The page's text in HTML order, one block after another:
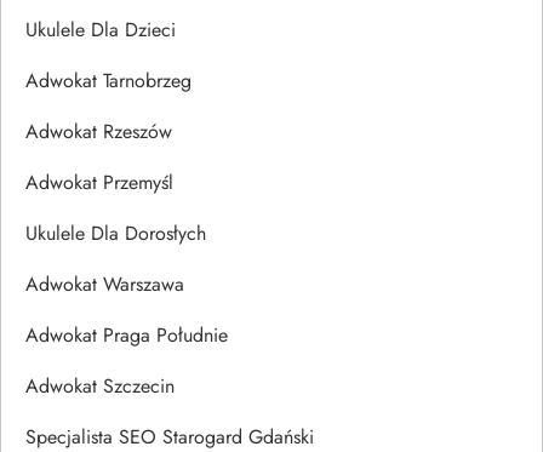
Ukulele Dla Dzieci
Adwokat Tarnobrzeg
Adwokat Rzeszów
Adwokat Przemyśl
Ukulele Dla Dorosłych
Adwokat Warszawa
Adwokat Praga Południe
Adwokat Szczecin
Specjalista SEO Starogard Gdański